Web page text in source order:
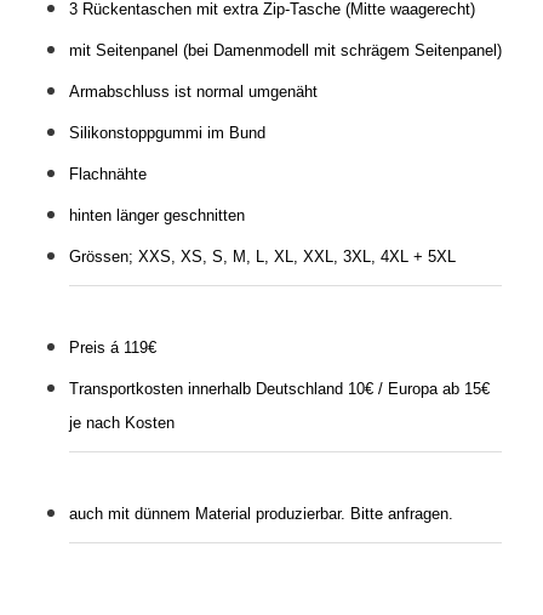
3 Rückentaschen mit extra Zip-Tasche (Mitte waagerecht)
mit Seitenpanel (bei Damenmodell mit schrägem Seitenpanel)
Armabschluss ist normal umgenäht
Silikonstoppgummi im Bund
Flachnähte
hinten länger geschnitten
Grössen; XXS, XS, S, M, L, XL, XXL, 3XL, 4XL + 5XL
Preis á 119€
Transportkosten innerhalb Deutschland 10€ / Europa ab 15€
je nach Kosten
auch mit dünnem Material produzierbar. Bitte anfragen.